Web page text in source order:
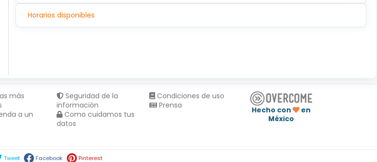
Horarios disponibles
más
a un
Seguridad de la
información
Como cuidamos tus
datos
Condiciones de uso
Prensa
Hecho con
en
México
Tweet Facebook Pinterest